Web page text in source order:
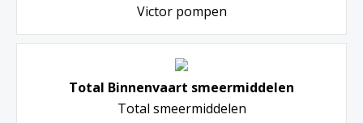
Victor pompen
Total Binnenvaart smeermiddelen
Total smeermiddelen